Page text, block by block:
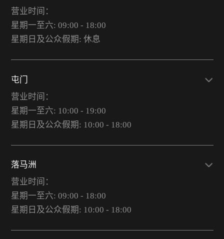
营业时间：
星期一至六: 09:00 - 18:00
星期日及公众假期: 休息
屯门
营业时间：
星期一至六: 10:00 - 19:00
星期日及公众假期: 10:00 - 18:00
落马洲
营业时间：
星期一至六: 09:00 - 18:00
星期日及公众假期: 10:00 - 18:00